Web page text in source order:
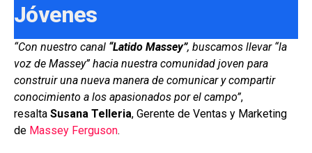
Jóvenes
“Con nuestro canal “Latido Massey”, buscamos llevar “la
voz de Massey” hacia nuestra comunidad joven para
construir una nueva manera de comunicar y compartir
conocimiento a los apasionados por el campo”,
resalta Susana Telleria, Gerente de Ventas y Marketing
de Massey Ferguson.